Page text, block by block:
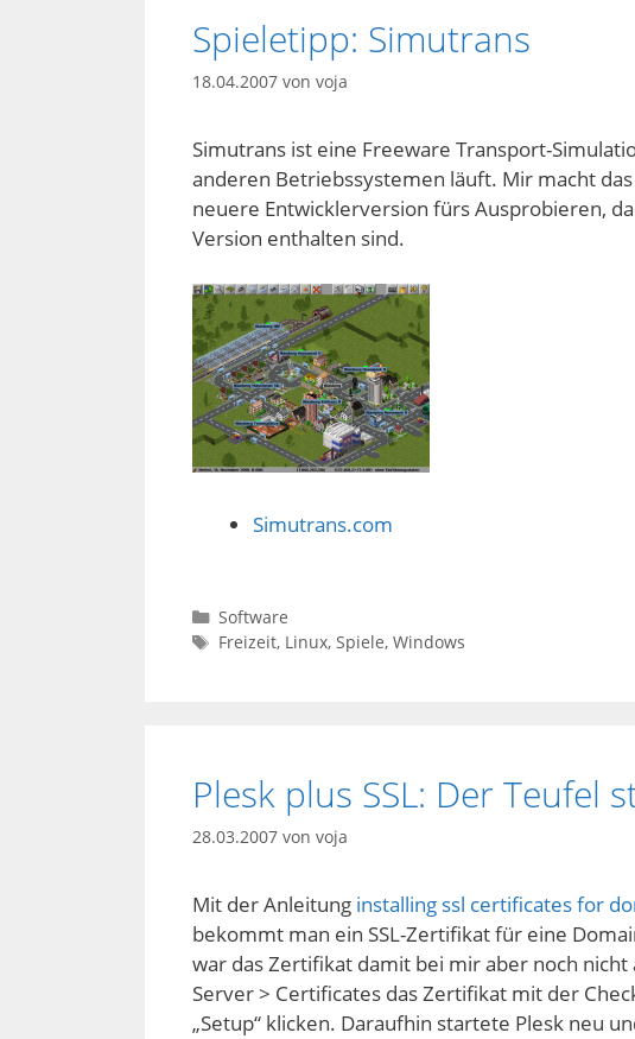
Spieletipp: Simutrans
18.04.2007 von voja
Simutrans ist eine Freeware Transport-
anderen Betriebssystemen läuft. Mir macht
neuere Entwicklerversion fürs Ausprobieren,
Version enthalten sind.
Simutrans.com
Kategorien
Software
Schlagwörter
Freizeit, Linux, Spiele, Windows
Plesk plus SSL: Der Teufel
28.03.2007 von voja
Mit der Anleitung installing ssl certificates for
bekommt man ein SSL-Zertifikat für eine
war das Zertifikat damit bei mir aber noch
Server > Certificates das Zertifikat mit der
„Setup“ klicken. Daraufhin startete Plesk neu